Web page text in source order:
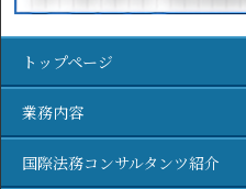
トップページ
業務内容
国際法務コンサルタンツ紹介